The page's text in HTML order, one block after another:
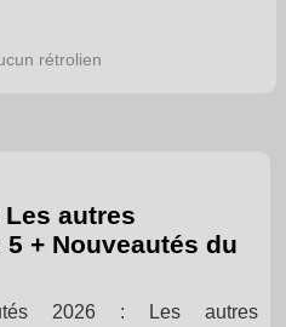
rétrolien
autres
+ Nouveautés du
2026 : Les autres